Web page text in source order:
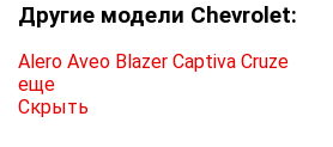
Другие модели Chevrolet:
Alero Aveo Blazer Captiva Cruze
еще
Скрыть